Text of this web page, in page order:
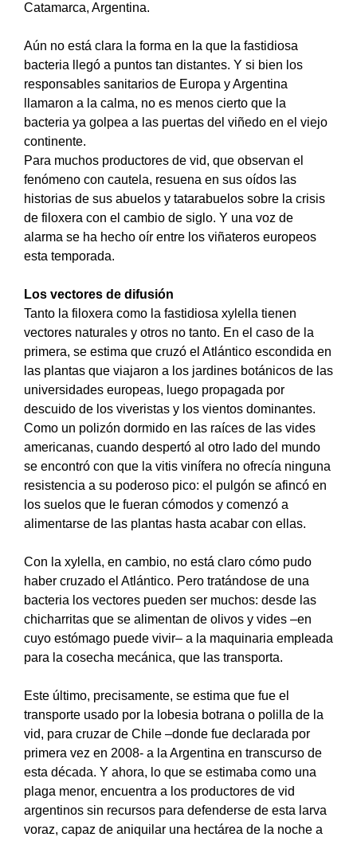
Catamarca, Argentina.
Aún no está clara la forma en la que la fastidiosa
bacteria llegó a puntos tan distantes. Y si bien los
responsables sanitarios de Europa y Argentina
llamaron a la calma, no es menos cierto que la
bacteria ya golpea a las puertas del viñedo en el viejo
continente.
Para muchos productores de vid, que observan el
fenómeno con cautela, resuena en sus oídos las
historias de sus abuelos y tatarabuelos sobre la crisis
de filoxera con el cambio de siglo. Y una voz de
alarma se ha hecho oír entre los viñateros europeos
esta temporada.
Los vectores de difusión
Tanto la filoxera como la fastidiosa xylella tienen
vectores naturales y otros no tanto. En el caso de la
primera, se estima que cruzó el Atlántico escondida en
las plantas que viajaron a los jardines botánicos de las
universidades europeas, luego propagada por
descuido de los viveristas y los vientos dominantes.
Como un polizón dormido en las raíces de las vides
americanas, cuando despertó al otro lado del mundo
se encontró con que la vitis vinífera no ofrecía ninguna
resistencia a su poderoso pico: el pulgón se afincó en
los suelos que le fueran cómodos y comenzó a
alimentarse de las plantas hasta acabar con ellas.
Con la xylella, en cambio, no está claro cómo pudo
haber cruzado el Atlántico. Pero tratándose de una
bacteria los vectores pueden ser muchos: desde las
chicharritas que se alimentan de olivos y vides –en
cuyo estómago puede vivir– a la maquinaria empleada
para la cosecha mecánica, que las transporta.
Este último, precisamente, se estima que fue el
transporte usado por la lobesia botrana o polilla de la
vid, para cruzar de Chile –donde fue declarada por
primera vez en 2008- a la Argentina en transcurso de
esta década. Y ahora, lo que se estimaba como una
plaga menor, encuentra a los productores de vid
argentinos sin recursos para defenderse de esta larva
voraz, capaz de aniquilar una hectárea de la noche a